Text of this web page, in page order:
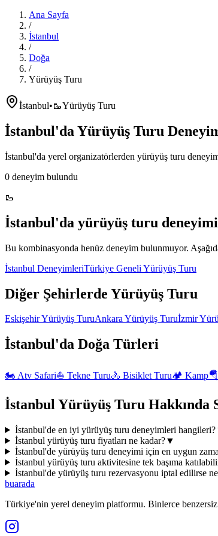
Ana Sayfa
/
İstanbul
/
Doğa
/
Yürüyüş Turu
İstanbul•🥾Yürüyüş Turu
İstanbul'da Yürüyüş Turu
İstanbul'da yerel organizatörlerden yürüyüş turu
0 deneyim bulundu
🥾
İstanbul'da yürüyüş turu
Bu kombinasyonda henüz deneyim bulunmuyor.
İstanbul DeneyimleriTürkiye Geneli Yürüyüş Turu
Diğer Şehirlerde Yürüyüş Turu
EskişehirYürüyüş TuruAnkaraYürüyüş Turuİzmir
İstanbul'da Doğa Türleri
🏍️ Atv Safari⛵ Tekne Turu🚴 Bisiklet Turu🏕️ Kamp🪂
İstanbul Yürüyüş Turu Hakkında
İstanbul'de en iyi yürüyüş turu deneyimleri hangileri?
İstanbul yürüyüş turu fiyatları ne kadar?▼
İstanbul'de yürüyüş turu deneyimi için en uygun
İstanbul yürüyüş turu aktivitesine tek başıma
İstanbul'de yürüyüş turu rezervasyonu iptal edilirse
buarada
Türkiye'nin yerel deneyim platformu. Binlerce